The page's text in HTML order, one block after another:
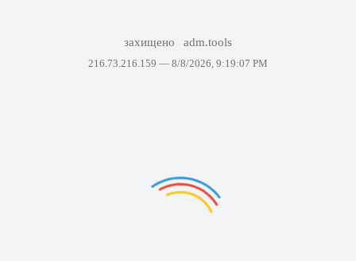
захищено adm.tools
216.73.216.159 — 8/8/2026, 9:19:07 PM